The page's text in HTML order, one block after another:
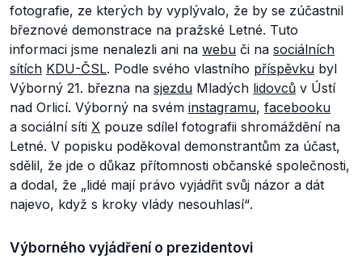
fotografie, ze kterých by vyplývalo, že by se zúčastnil
březnové demonstrace na pražské Letné. Tuto
informaci jsme nenalezli ani na webu či na sociálních
sítích KDU-ČSL. Podle svého vlastního příspěvku byl
Výborný 21. března na sjezdu Mladých lidovců v Ústí
nad Orlicí. Výborný na svém instagramu, facebooku
a sociální síti X pouze sdílel fotografii shromáždění na
Letné. V popisku poděkoval demonstrantům za účast,
sdělil, že jde o důkaz přítomnosti občanské společnosti,
a dodal, že „lidé mají právo vyjádřit svůj názor a dát
najevo, když s kroky vlády nesouhlasí“.
Výborného vyjádření o prezidentovi